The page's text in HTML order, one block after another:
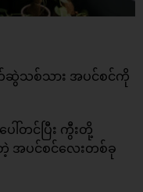
ဆွဲသစ်သား အပင်စင်ကို
ါ်တင်ပြီး ကွီးတို့
တဲ့ အပင်စင်လေးတစ်ခု